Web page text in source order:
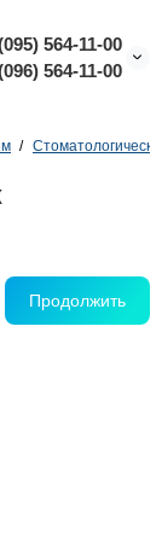
564-11-00
564-11-00
Продолжить